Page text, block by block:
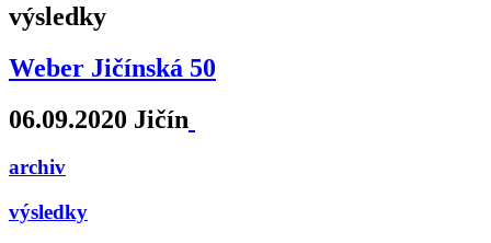
výsledky
Weber Jičínská 50
06.09.2020 Jičín
archiv
výsledky